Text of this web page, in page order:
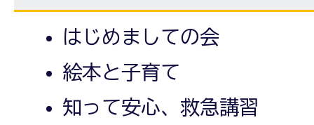
はじめましての会
絵本と子育て
知って安心、救急講習